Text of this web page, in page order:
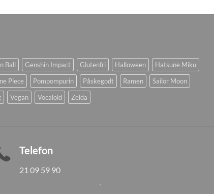
Ball Genshin Impact Glutenfri Halloween
Hatsune Miku
Piece Pompompurin Påskegodt Ramen
Sailor Moon
Vegan Vocaloid Zelda
Telefon
21 09 59 90